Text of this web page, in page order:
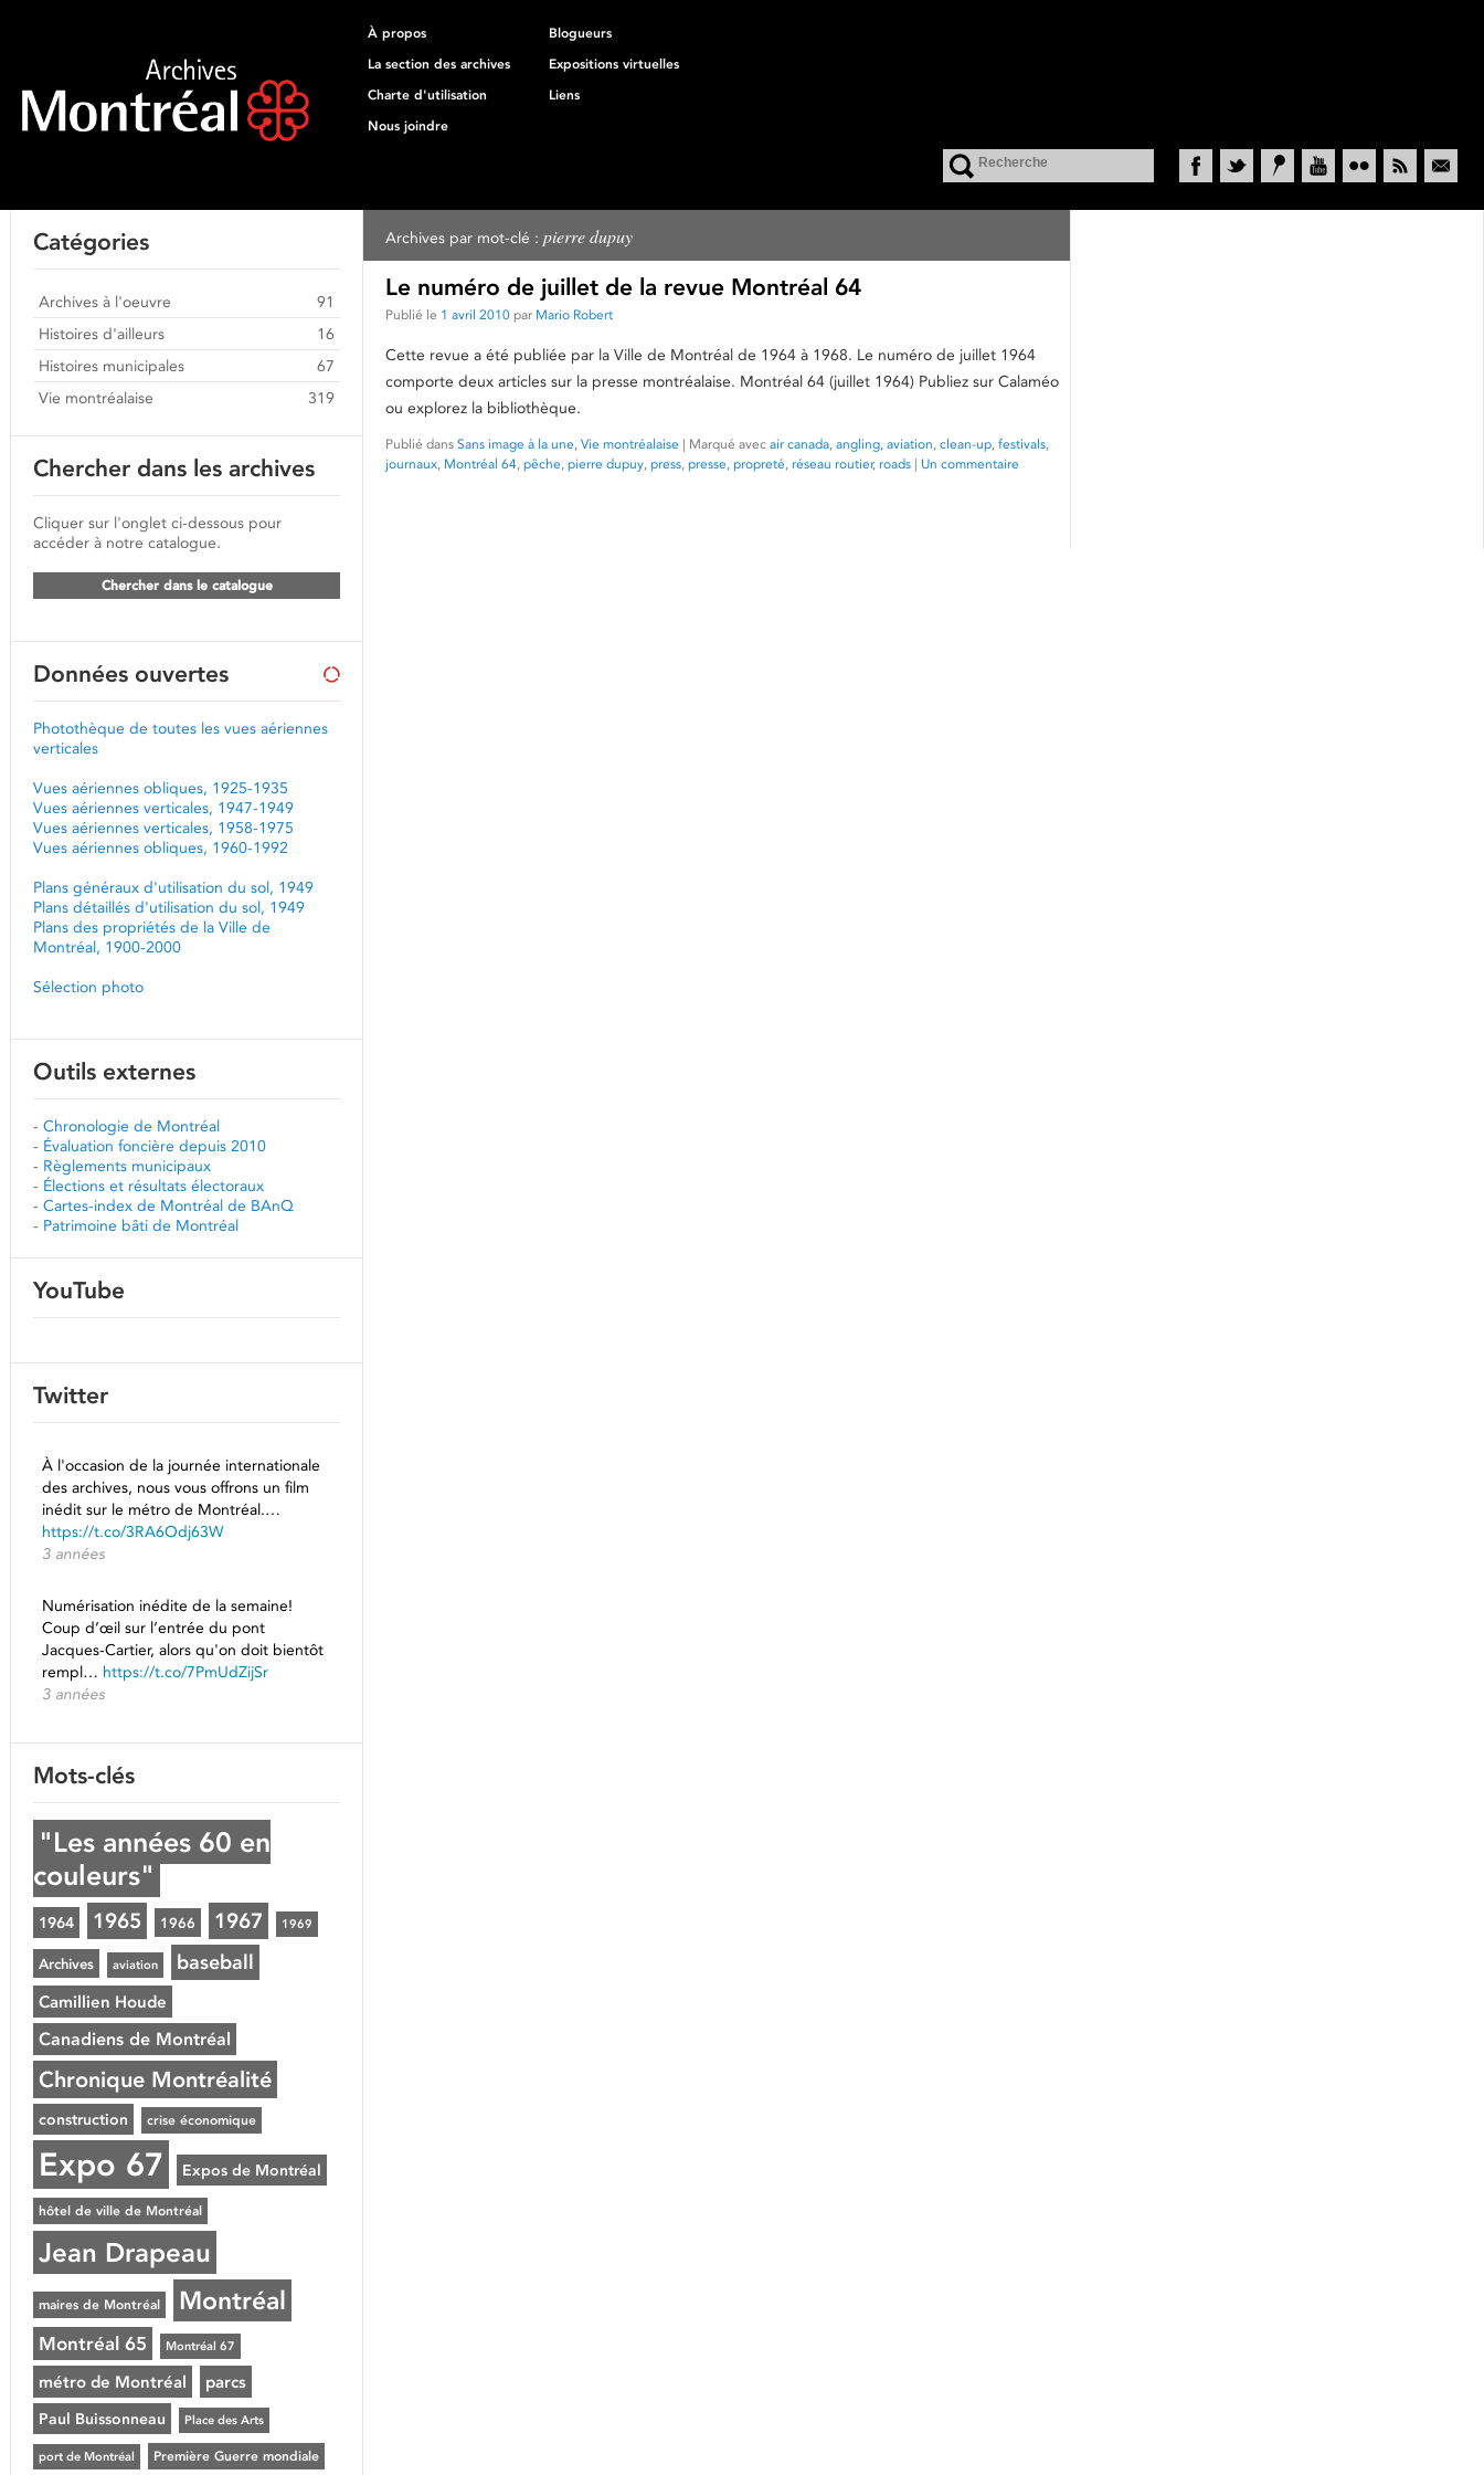
À propos
Blogueurs
La section des archives
Expositions virtuelles
Charte d'utilisation
Liens
Nous joindre
Archives par mot-clé : pierre dupuy
Le numéro de juillet de la revue Montréal 64
Publié le 1 avril 2010 par Mario Robert
Cette revue a été publiée par la Ville de Montréal de 1964 à 1968. Le numéro de juillet 1964
comporte deux articles sur la presse montréalaise. Montréal 64 (juillet 1964) Publiez sur Calaméo
ou explorez la bibliothèque.
Publié dans Sans image à la une, Vie montréalaise | Marqué avec air canada, angling, aviation, clean-up, festivals,
journaux, Montréal 64, pêche, pierre dupuy, press, presse, propreté, réseau routier, roads | Un commentaire
Catégories
Archives à l'oeuvre
91
Histoires d'ailleurs
16
Histoires municipales
67
Vie montréalaise
319
Chercher dans les archives
Cliquer sur l'onglet ci-dessous pour
accéder à notre catalogue.
Chercher dans le catalogue
Données ouvertes
Photothèque de toutes les vues aériennes
verticales
Vues aériennes obliques, 1925-1935
Vues aériennes verticales, 1947-1949
Vues aériennes verticales, 1958-1975
Vues aériennes obliques, 1960-1992
Plans généraux d'utilisation du sol, 1949
Plans détaillés d'utilisation du sol, 1949
Plans des propriétés de la Ville de
Montréal, 1900-2000
Sélection photo
Outils externes
- Chronologie de Montréal
- Évaluation foncière depuis 2010
- Règlements municipaux
- Élections et résultats électoraux
- Cartes-index de Montréal de BAnQ
- Patrimoine bâti de Montréal
YouTube
Twitter
À l'occasion de la journée internationale
des archives, nous vous offrons un film
inédit sur le métro de Montréal.…
https://t.co/3RA6Odj63W
3 années
Numérisation inédite de la semaine!
Coup d’œil sur l’entrée du pont
Jacques-Cartier, alors qu'on doit bientôt
rempl… https://t.co/7PmUdZijSr
3 années
Mots-clés
"Les années 60 en
couleurs"
1964 1965 1966 1967 1969
Archives aviation baseball
Camillien Houde
Canadiens de Montréal
Chronique Montréalité
construction crise économique
Expo 67 Expos de Montréal
hôtel de ville de Montréal
Jean Drapeau
maires de Montréal Montréal
Montréal 65 Montréal 67
métro de Montréal parcs
Paul Buissonneau Place des Arts
port de Montréal Première Guerre mondiale